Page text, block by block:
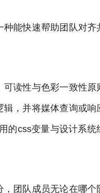
能快速帮助团队对
读性与色彩一致性
，并将媒体查询或
的css变量与设计系
团队成员无论在哪